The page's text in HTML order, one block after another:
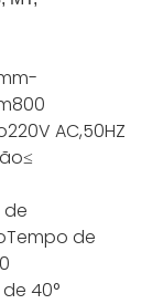
800
220V AC,50HZ
≤
de
Tempo de
40°